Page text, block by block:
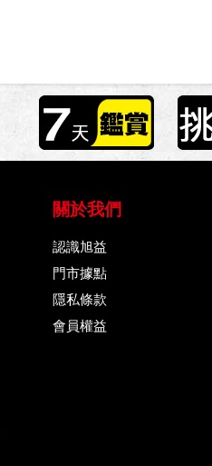
關於我們
認識旭益
門市據點
隱私條款
會員權益